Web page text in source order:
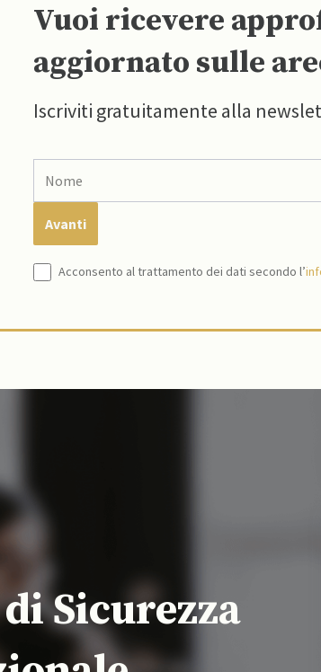
Vuoi ricevere
aggiornato sulle
Iscriviti gratuitamente alla
Acconsento al trattamento dei dati secondo l’
Sicurezza